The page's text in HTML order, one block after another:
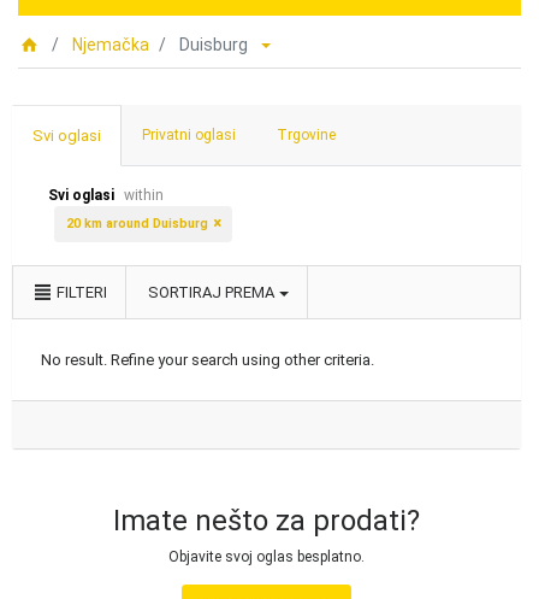
Njemačka Duisburg
Svi oglasi Privatni oglasi Trgovine
Svi oglasi within
20 km around Duisburg
FILTERI SORTIRAJ PREMA
No result. Refine your search using other criteria.
Imate nešto za prodati?
Objavite svoj oglas besplatno.